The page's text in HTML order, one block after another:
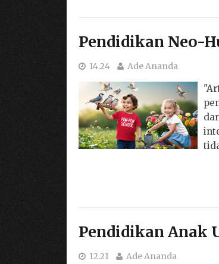
Pendidikan Neo-
14.24 Ade Ananda
Pendidikan Anak
12.21 Ade Ananda